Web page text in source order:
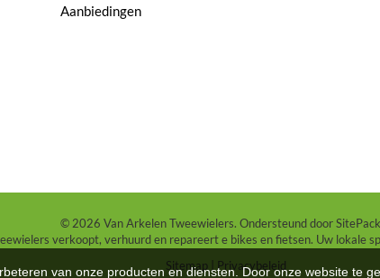
Aanbiedingen
© 2026 Van Arkelen Tweewielers. Ondersteund door
verkoopt, verhuurd en repareert e bikes en fietsen. Uw lokale
Sitemap
Privacybeleid
van onze producten en diensten. Door onze website te